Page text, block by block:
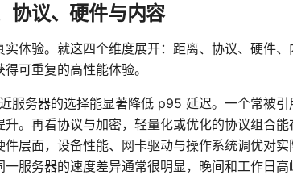
协议、硬件与内容
体验。就这四个维度展开：距离、协议、硬件
可重复的高性能体验。
服务器的选择能显著降低 p95 延迟。一个常被引
。再看协议与加密，轻量化或优化的协议组合
层面，设备性能、网卡驱动与操作系统调优对
服务器的速度差异通常很明显，晚间和工作日高